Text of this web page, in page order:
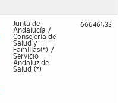
Junta de
Andalucía /
Consejería de
Salud y
Familias(*) /
Servicio
Andaluz de
Salud (*)
666461,33